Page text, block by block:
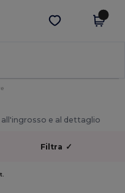
Scarica app
all'ingrosso e al dettaglio
Filtra ✓